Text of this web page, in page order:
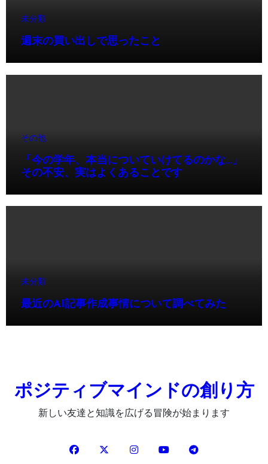
未分類
週末の買い出しで思ったこと
その他
「今の学年、本当についていけてるのかな…」
その不安、実はよくあることです
未分類
最近のAI記事作成事情について調べてみた
ポジティブマインドの創り方
新しい友達と知識を広げる冒険が始まります